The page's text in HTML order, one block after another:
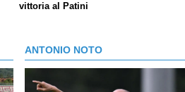
vittoria al Patini
ANTONIO NOTO